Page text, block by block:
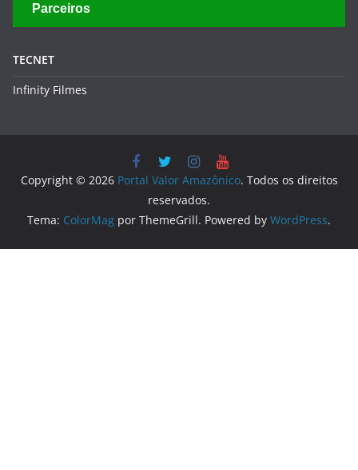
Parceiros
TECNET
Infinity Filmes
Copyright © 2026 Portal Valor Amazônico. Todos os direitos
reservados.
Tema: ColorMag por ThemeGrill. Powered by WordPress.